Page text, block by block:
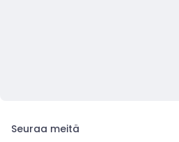
Seuraa meitä